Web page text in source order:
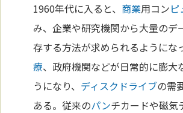
1960年代に入ると、 商業用コンピ
み、企業や研究機関から大量のデ
存する方法が求められるようにな
療、政府機関などが日常的に膨大
うになり、 ディスクドライブの需
ある。従来のパンチカードや磁気